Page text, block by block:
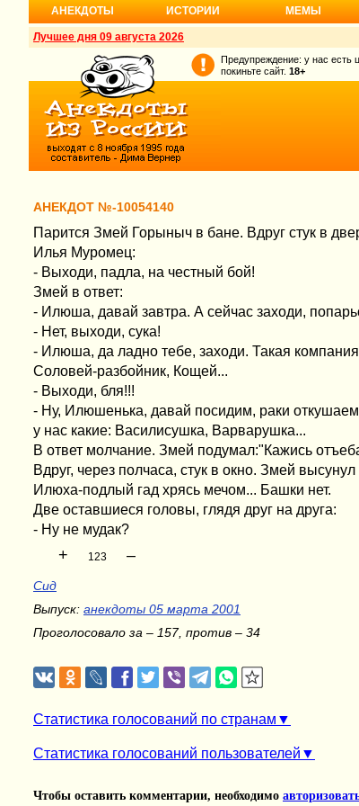
АНЕКДОТЫ ИСТОРИИ МЕМЫ
Лучшее дня 09 августа 2026
Предупреждение: у нас есть
покиньте сайт. 18+
АНЕКДОТ №-10054140
Парится Змей Горыныч в бане. Вдруг стук в
Илья Муромец:
- Выходи, падла, на честный бой!
Змей в ответ:
- Илюша, давай завтра. А сейчас заходи,
- Нет, выходи, сука!
- Илюша, да ладно тебе, заходи. Такая компания
Соловей-разбойник, Кощей...
- Выходи, бля!!!
- Ну, Илюшенька, давай посидим, раки
у нас какие: Василисушка, Варварушка...
В ответ молчание. Змей подумал:"Кажись
Вдруг, через полчаса, стук в окно. Змей
Илюха-подлый гад хрясь мечом... Башки нет.
Две оставшиеся головы, глядя друг на друга:
- Ну не мудак?
+ 123 –
Сид
Выпуск: анекдоты 05 марта 2001
Проголосовало за – 157, против – 34
Статистика голосований по странам
Статистика голосований пользователей
Чтобы оставить комментарии, необходимо